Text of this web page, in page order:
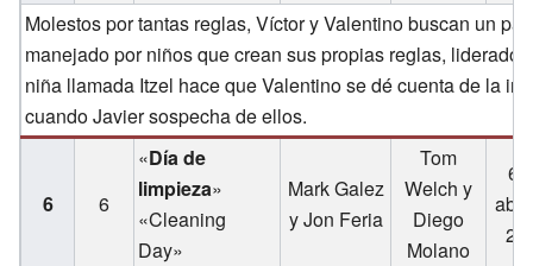
Molestos por tantas reglas, Víctor y Valentino buscan un
manejado por niños que crean sus propias reglas,
niña llamada Itzel hace que Valentino se dé cuenta de la
cuando Javier sospecha de ellos.
6 6
«Día de
limpieza»
«Cleaning
Day»
Mark Galez
y Jon Feria
Tom
Welch y
Diego
Molano
6